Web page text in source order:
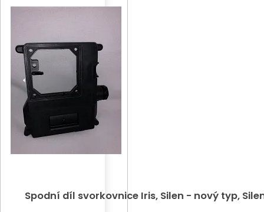
Spodní díl svorkovnice Iris, Silen - nový typ, Silen